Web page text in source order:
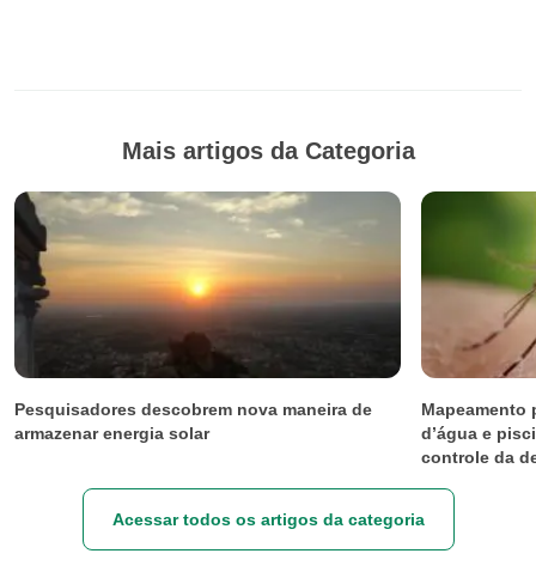
Mais artigos da Categoria
Pesquisadores descobrem nova maneira de
armazenar energia solar
Mapeamento
d’água e
controle da
Acessar todos os artigos da categoria